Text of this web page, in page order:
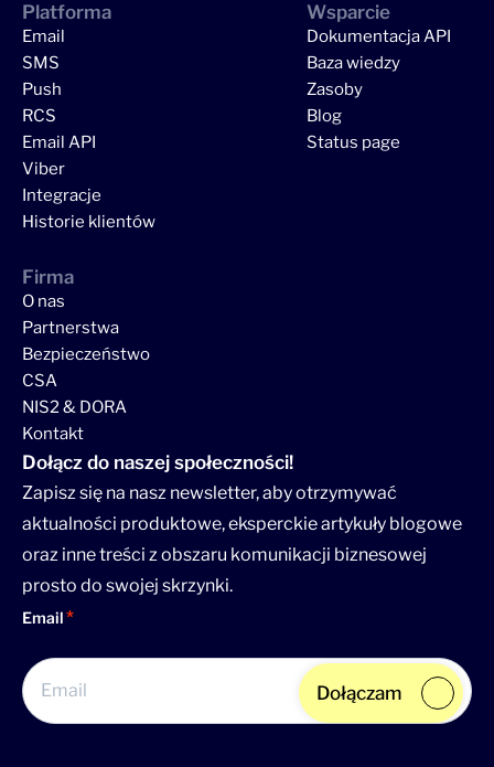
Platforma
Email
SMS
Push
RCS
Email API
Viber
Integracje
Historie klientów
Wsparcie
Dokumentacja API
Baza wiedzy
Zasoby
Blog
Status page
Firma
O nas
Partnerstwa
Bezpieczeństwo
CSA
NIS2 & DORA
Kontakt
Dołącz do naszej społeczności!
Zapisz się na nasz newsletter, aby otrzymywać
aktualności produktowe, eksperckie artykuły blogowe
oraz inne treści z obszaru komunikacji biznesowej
prosto do swojej skrzynki.
Email
Dołączam